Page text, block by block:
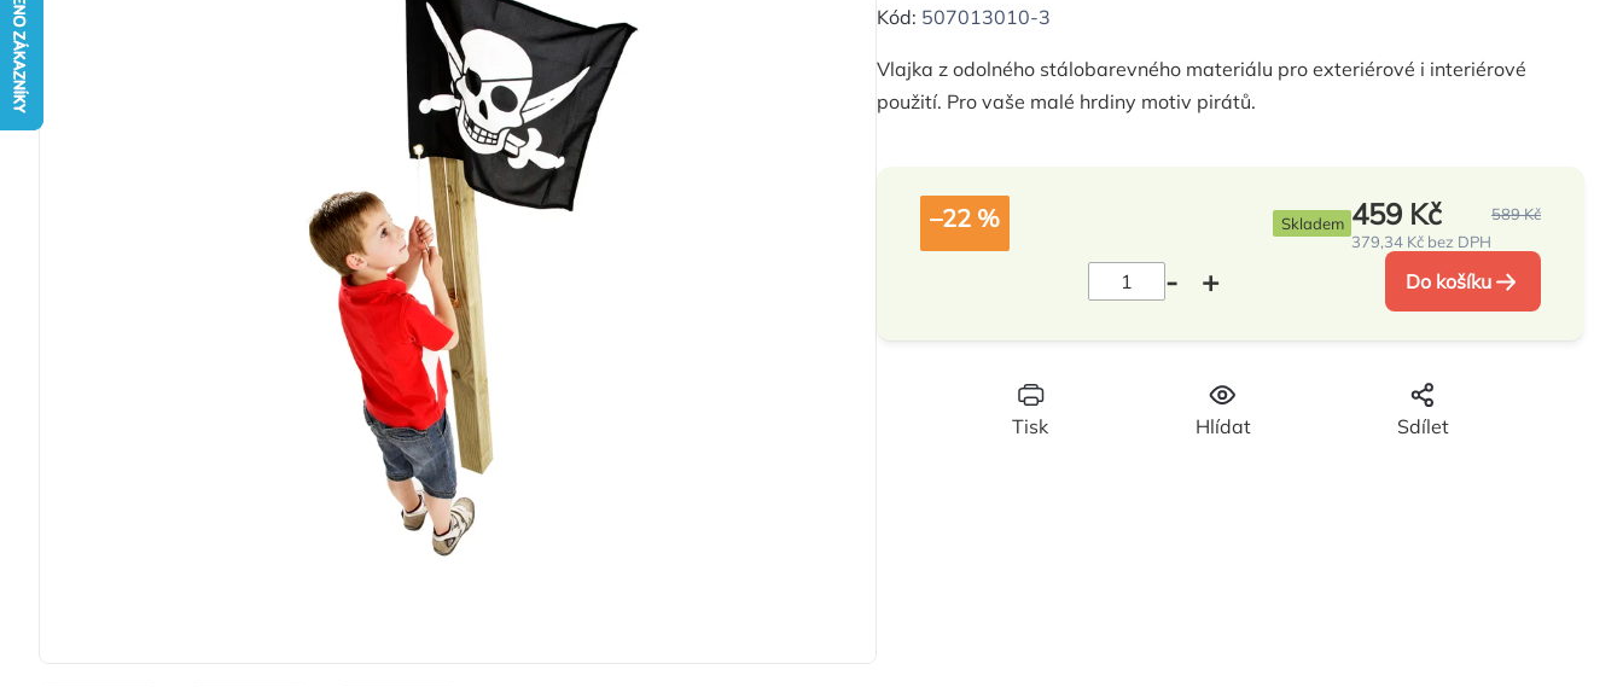
hodnocení
je
0,0
hvězdiček.
Kód: 507013010-3
Vlajka z odolného stálobarevného materiálu pro exteriérové i interiérové
použití. Pro vaše malé hrdiny motiv pirátů.
Tisk Hlídat Sdílet
–22 % Skladem 589 Kč
459 Kč
379,34 Kč bez DPHMěrná
cena:
Do košíku